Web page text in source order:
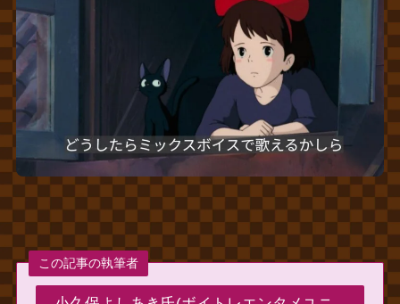
この記事の執筆者